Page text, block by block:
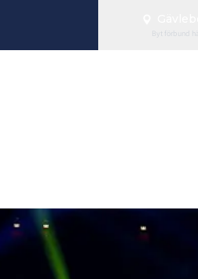
Byt förbund här